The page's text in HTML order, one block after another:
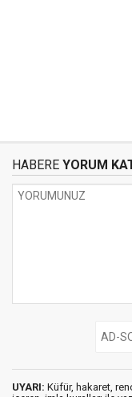
HABERE YORUM
UYARI: Küfür, hakaret,